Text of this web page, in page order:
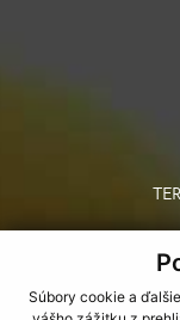
Súbory cookie a